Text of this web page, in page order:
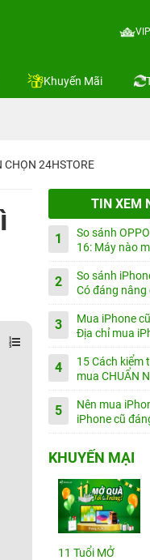
VIP
Khuyến Mãi
CHỌN 24HSTORE
TIN XEM
1
So sánh
16: Máy nào
2
So sánh
Có đáng nâng
3
Mua iPhone
Địa chỉ mua
4
15 Cách kiểm
mua CHUẨN
5
Nên mua
iPhone cũ
KHUYẾN MẠI
11 Tuổi MỞ